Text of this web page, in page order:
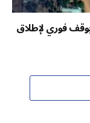
فوري لإطلاق